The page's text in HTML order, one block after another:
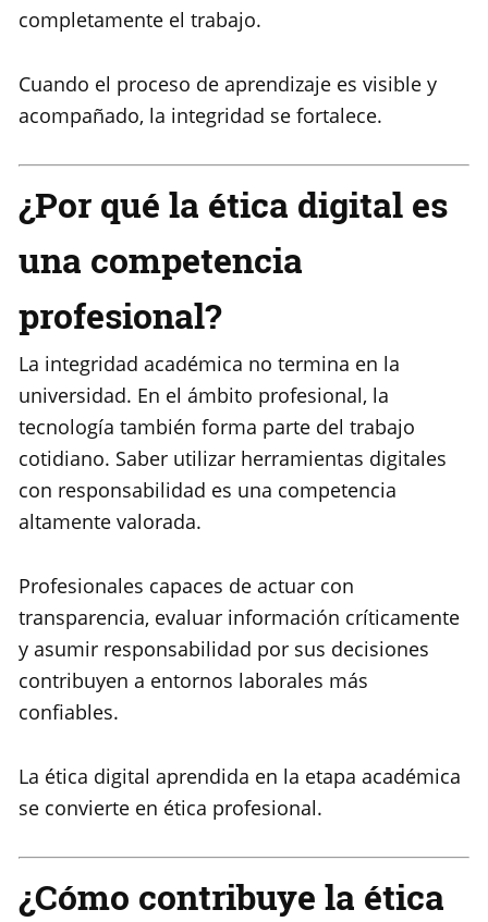
completamente el trabajo.
Cuando el proceso de aprendizaje es visible y
acompañado, la integridad se fortalece.
¿Por qué la ética digital es
una competencia
profesional?
La integridad académica no termina en la
universidad. En el ámbito profesional, la
tecnología también forma parte del trabajo
cotidiano. Saber utilizar herramientas digitales
con responsabilidad es una competencia
altamente valorada.
Profesionales capaces de actuar con
transparencia, evaluar información críticamente
y asumir responsabilidad por sus decisiones
contribuyen a entornos laborales más
confiables.
La ética digital aprendida en la etapa académica
se convierte en ética profesional.
¿Cómo contribuye la ética